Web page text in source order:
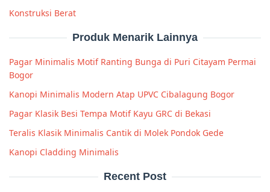
Konstruksi Berat
Produk Menarik Lainnya
Pagar Minimalis Motif Ranting Bunga di Puri Citayam Permai
Bogor
Kanopi Minimalis Modern Atap UPVC Cibalagung Bogor
Pagar Klasik Besi Tempa Motif Kayu GRC di Bekasi
Teralis Klasik Minimalis Cantik di Molek Pondok Gede
Kanopi Cladding Minimalis
Recent Post